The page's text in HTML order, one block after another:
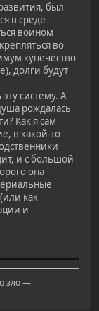
был
в среде
воином
во
купечество
долги будут
систему. А
рождалась
Как я сам
в какой-то
и с большой
она
как
и
зло —